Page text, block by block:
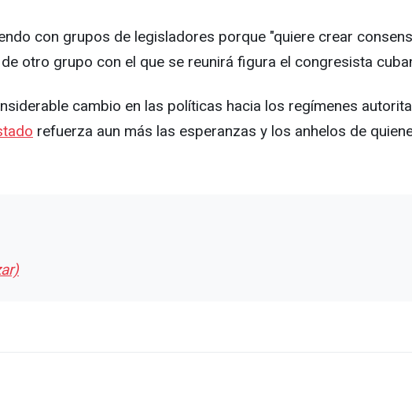
con grupos de legisladores porque "quiere crear
otro grupo con el que se reunirá figura el congresista
cambio en las políticas hacia los regímenes
refuerza aun más las esperanzas y los anhelos de